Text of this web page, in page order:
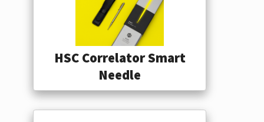
HSC Correlator Smart
Needle